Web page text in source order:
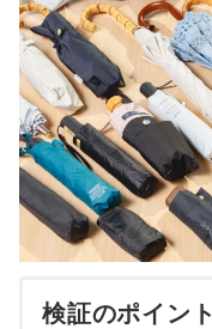
検証のポイント